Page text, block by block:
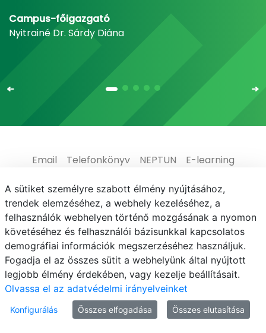
Campus-főigazgató
Nyitrainé Dr. Sárdy Diána
Email Telefonkönyv NEPTUN
E-learning
Médiaközpont
Informatikai Igazgatóság
Adatvédelem
© MATE 2021
A sütiket személyre szabott élmény nyújtásához,
trendek elemzéséhez, a webhely kezeléséhez, a
felhasználók webhelyen történő mozgásának a nyomon
követéséhez és felhasználói bázisunkkal kapcsolatos
demográfiai információk megszerzéséhez használjuk.
Fogadja el az összes sütit a webhelyünk által nyújtott
legjobb élmény érdekében, vagy kezelje beállításait.
Olvassa el az adatvédelmi irányelveinket
Konfigurálás Összes elfogadása Összes elutasítása